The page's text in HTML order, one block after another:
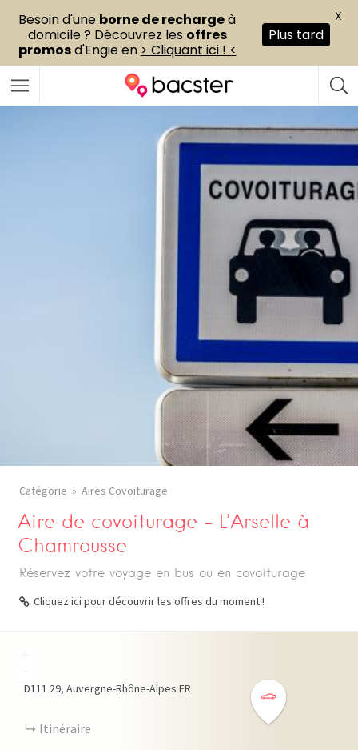
Catégorie Aires Covoiturage
Aire de covoiturage – L’Arselle à
Chamrousse
Réservez votre voyage en bus ou en covoiturage
Cliquez ici pour découvrir les offres du moment !
D111 29 Auvergne-Rhône-Alpes FR
Itinéraire
Besoin d'une borne de rechargeà
domicile ? Découvrez les offres
promosd'Engie en > Cliquant ici ! <
Plus tard
X